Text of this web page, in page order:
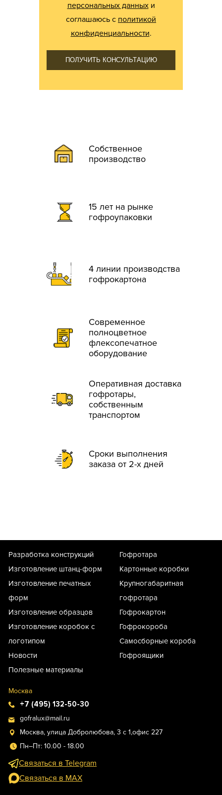
Собственное
производство
15 лет на рынке
гофроупаковки
4 линии производства
гофрокартона
Современное
полноцветное
флексопечатное
оборудование
Оперативная доставка
гофротары,
собственным
транспортом
Сроки выполнения
заказа от 2-х дней
персональных данныхи
соглашаюсь с политикой
конфиденциальности.
ПОЛУЧИТЬ КОНСУЛЬТАЦИЮ
Разработка конструкций
Изготовление штанц-форм
Изготовление печатных
форм
Изготовление образцов
Изготовление коробок с
логотипом
Новости
Полезные материалы
Гофротара
Картонные коробки
Крупногабаритная
гофротара
Гофрокартон
Гофрокороба
Самосборные короба
Гофроящики
Москва
+7 (495) 132-50-30
gofralux@mail.ru
Москва, улица Добролюбова, 3 с 1,офис 227
Пн–Пт: 10.00 - 18.00
Связаться в Telegram
Связаться в MAX